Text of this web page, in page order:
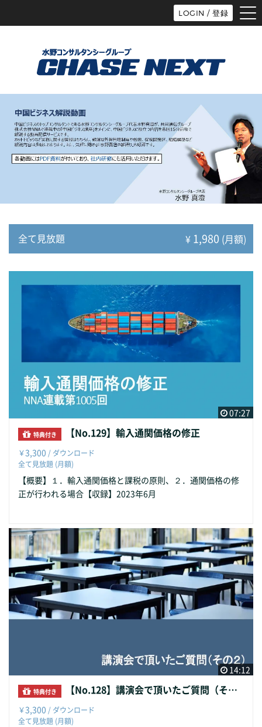
LOGIN / 登録
全て見放題 ¥ 1,980 (月額)
07:27
特典付き 【No.129】輸入通関価格の修正
￥3,300 / ダウンロード
全て見放題 (月額)
【概要】１．輸入通関価格と課税の原則、２．通関価格の修
正が行われる場合【収録】2023年6月
14:12
特典付き 【No.128】講演会で頂いたご質問（その２）
￥3,300 / ダウンロード
全て見放題 (月額)